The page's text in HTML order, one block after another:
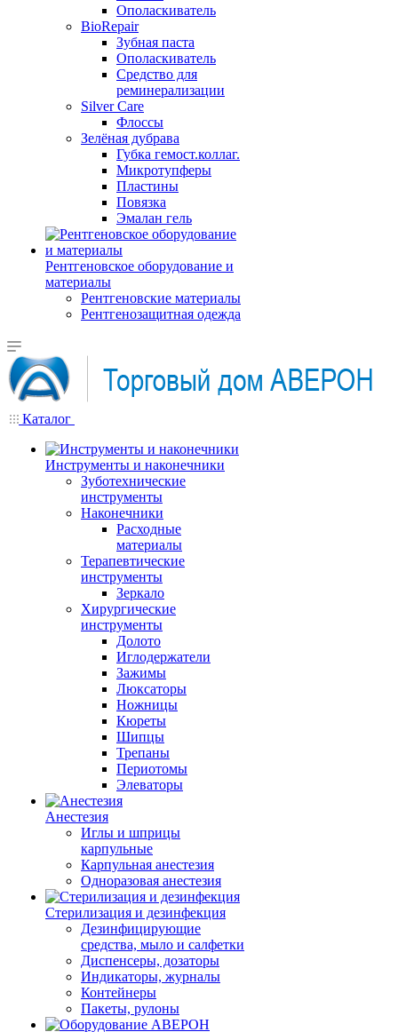
Ополаскиватель
BioRepair
Зубная паста
Ополаскиватель
Средство для
реминерализации
Silver Care
Флоссы
Зелёная дубрава
Губка гемост.коллаг.
Микротупферы
Пластины
Повязка
Эмалан гель
Рентгеновское оборудование и
материалы
Рентгеновские материалы
Рентгенозащитная одежда
Каталог
Инструменты и наконечники
Зуботехнические
инструменты
Наконечники
Расходные
материалы
Терапевтические
инструменты
Зеркало
Хирургические
инструменты
Долото
Иглодержатели
Зажимы
Люксаторы
Ножницы
Кюреты
Шипцы
Трепаны
Периотомы
Элеваторы
Анестезия
Иглы и шприцы
карпульные
Карпульная анестезия
Одноразовая анестезия
Стерилизация и дезинфекция
Дезинфицирующие
средства, мыло и салфетки
Диспенсеры, дозаторы
Индикаторы, журналы
Контейнеры
Пакеты, рулоны